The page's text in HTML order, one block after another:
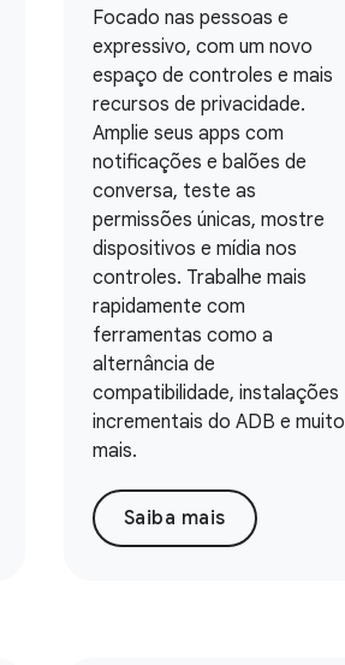
Focado nas pessoas e
expressivo, com um novo
espaço de controles e mais
recursos de privacidade.
Amplie seus apps com
notificações e balões de
conversa, teste as
permissões únicas, mostre
dispositivos e mídia nos
controles. Trabalhe mais
rapidamente com
ferramentas como a
alternância de
compatibilidade, instalações
incrementais do ADB e muito
mais.
Saiba mais